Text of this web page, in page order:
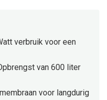
verbruik voor een
van 600 liter
voor langdurig